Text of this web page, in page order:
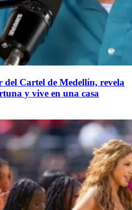
del Cartel de Medellín, revela
y vive en una casa